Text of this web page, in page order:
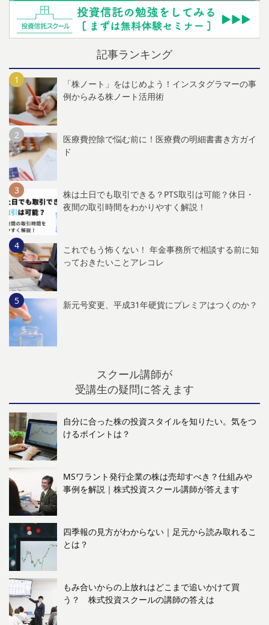
記事ランキング
「株ノート」をはじめよう！インスタグラマーの事
例からみる株ノート活用術
医療費控除で悩む前に！医療費の明細書書き方ガイ
ド
株は土日でも取引できる？PTS取引は可能？休日・
夜間の取引時間をわかりやすく解説！
これでもう怖くない！ 年金事務所で相談する前に知
っておきたいことアレコレ
新元号変更、平成31年硬貨にプレミアはつくのか？
スクール講師が
受講生の疑問に答えます
自分に合った株の投資スタイルを知りたい。気をつ
けるポイントは？
MSワラント発行企業の株は売却すべき？仕組みや
事例を解説｜株式投資スクール講師が答えます
四季報の見方がわからない｜足元から読み取れるこ
とは？
もみ合いからの上放れはどこまで追いかけて買
う？ 株式投資スクールの講師の答えは